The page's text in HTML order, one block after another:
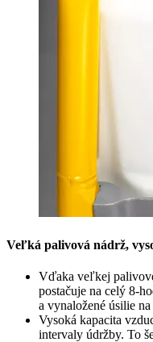
Veľká palivová nádrž,
Vďaka veľkej
postačuje na celý 8-
a vynaložené úsilie
Vysoká kapacita
intervaly údržby. To